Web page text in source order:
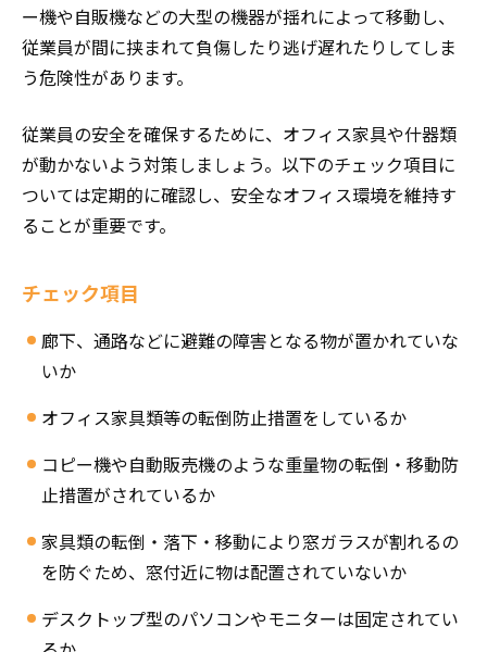
ー機や自販機などの大型の機器が揺れによって移動し、
従業員が間に挟まれて負傷したり逃げ遅れたりしてしま
う危険性があります。
従業員の安全を確保するために、オフィス家具や什器類
が動かないよう対策しましょう。以下のチェック項目に
ついては定期的に確認し、安全なオフィス環境を維持す
ることが重要です。
チェック項目
廊下、通路などに避難の障害となる物が置かれていな
いか
オフィス家具類等の転倒防止措置をしているか
コピー機や自動販売機のような重量物の転倒・移動防
止措置がされているか
家具類の転倒・落下・移動により窓ガラスが割れるの
を防ぐため、窓付近に物は配置されていないか
デスクトップ型のパソコンやモニターは固定されてい